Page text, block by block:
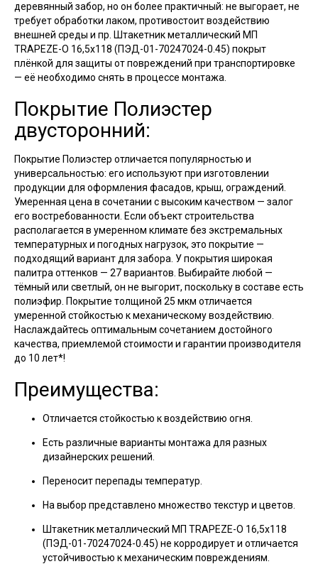
деревянный забор, но он более практичный: не выгорает, не
требует обработки лаком, противостоит воздействию
внешней среды и пр. Штакетник металлический МП
TRAPEZE-O 16,5х118 (ПЭД-01-70247024-0.45) покрыт
плёнкой для защиты от повреждений при транспортировке
— её необходимо снять в процессе монтажа.
Покрытие Полиэстер
двусторонний:
Покрытие Полиэстер отличается популярностью и
универсальностью: его используют при изготовлении
продукции для оформления фасадов, крыш, ограждений.
Умеренная цена в сочетании с высоким качеством — залог
его востребованности. Если объект строительства
располагается в умеренном климате без экстремальных
температурных и погодных нагрузок, это покрытие —
подходящий вариант для забора. У покрытия широкая
палитра оттенков — 27 вариантов. Выбирайте любой —
тёмный или светлый, он не выгорит, поскольку в составе есть
полиэфир. Покрытие толщиной 25 мкм отличается
умеренной стойкостью к механическому воздействию.
Наслаждайтесь оптимальным сочетанием достойного
качества, приемлемой стоимости и гарантии производителя
до 10 лет*!
Преимущества:
Отличается стойкостью к воздействию огня.
Есть различные варианты монтажа для разных
дизайнерских решений.
Переносит перепады температур.
На выбор представлено множество текстур и цветов.
Штакетник металлический МП TRAPEZE-O 16,5х118
(ПЭД-01-70247024-0.45) не корродирует и отличается
устойчивостью к механическим повреждениям.